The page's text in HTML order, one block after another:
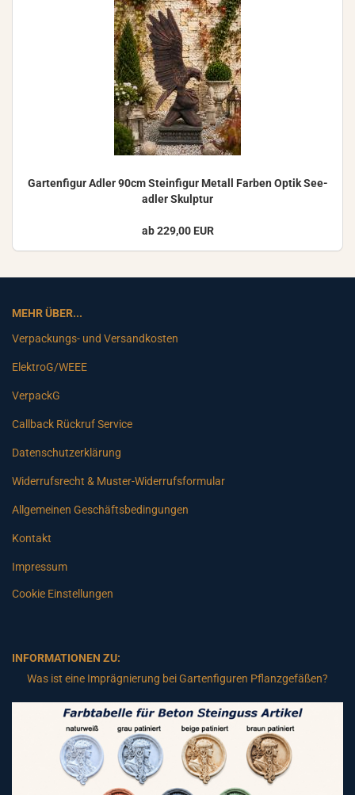
Gar­ten­fi­gur Adler 90cm Stein­fi­gur Me­tall Far­ben Optik See­
ad­ler Skulp­tur
ab 229,00 EUR
MEHR ÜBER...
Verpackungs- und Versandkosten
ElektroG/WEEE
VerpackG
Callback Rückruf Service
Datenschutzerklärung
Widerrufsrecht & Muster-Widerrufsformular
Allgemeinen Geschäftsbedingungen
Kontakt
Impressum
Cookie Einstellungen
INFORMATIONEN ZU:
Was ist eine Imprägnierung bei Gartenfiguren Pflanzgefäßen?